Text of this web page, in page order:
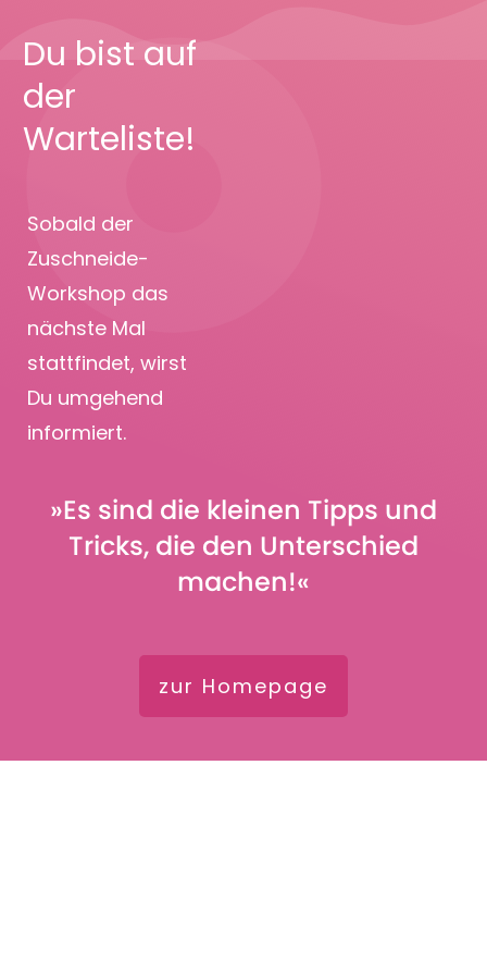
Du bist auf
der
Warteliste!
Sobald der
Zuschneide-
Workshop das
nächste Mal
stattfindet, wirst
Du umgehend
informiert.
»Es sind die kleinen Tipps und
Tricks, die den Unterschied
machen!«
zur Homepage